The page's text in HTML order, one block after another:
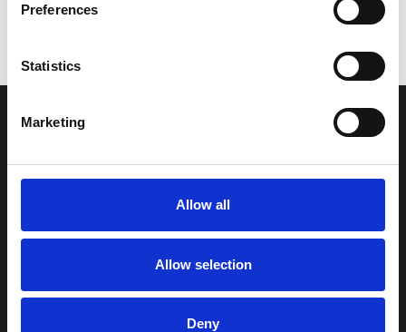
Preferences
Statistics
Marketing
Allow all
Allow selection
Deny
Vi oplever i øjeblikket store og hyppige prisændringer i markedet.
leveres, eller hvor prisen afviger fra det viste. Vi kontakter dig
naturligvis, hvis dette er tilfældet.
INFORMATIONER